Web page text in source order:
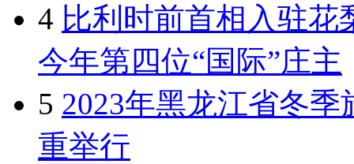
4 比利时前首相入驻
今年第四位“国际”庄主
5 2023年黑龙江省冬
重举行